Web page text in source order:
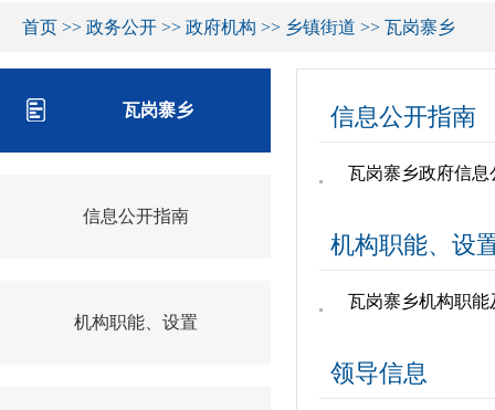
首页 >> 政务公开 >> 政府机构 >> 乡镇街道 >> 瓦岗寨乡
瓦岗寨乡
信息公开指南
机构职能、设置
信息公开指南
瓦岗寨乡政府信息
机构职能、设
瓦岗寨乡机构职能
领导信息